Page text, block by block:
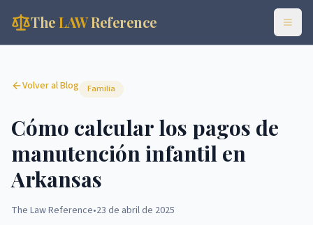
TheLAWReference
Volver al Blog Familia
Cómo calcular los pagos de
manutención infantil en
Arkansas
The Law Reference•23 de abril de 2025